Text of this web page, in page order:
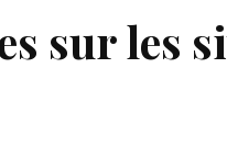
sur les